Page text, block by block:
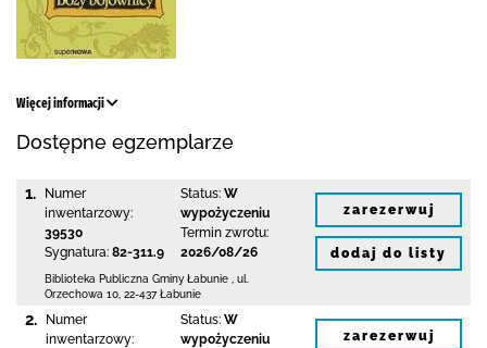
Więcej informacji
Dostępne egzemplarze
1.
Numer
inwentarzowy:
39530
Sygnatura: 82-311.9
Status: W
wypożyczeniu
Termin zwrotu:
2026/08/26
Biblioteka Publiczna Gminy Łabunie
ul.
Orzechowa 10 22-437 Łabunie
zarezerwuj
dodaj do listy
2.
Numer
inwentarzowy:
Status: W
wypożyczeniu
zarezerwuj